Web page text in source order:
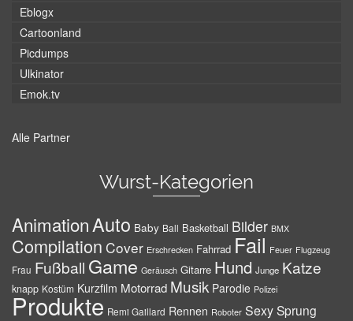
Eblogx
Cartoonland
Picdumps
Ulkinator
Emok.tv
Alle Partner
Wurst-Kategorien
AnimationAuto Baby Ball Basketball Bilder BMX
Compilation Cover Erschrecken Fahrrad Fail Feuer Flugzeug
Frau Fußball Game Geräusch Gitarre Hund Junge Katze
knapp Kostüm Kurzfilm Motorrad Musik Parodie Polizei
Produkte Remi Gaillard Rennen Roboter SexySprung